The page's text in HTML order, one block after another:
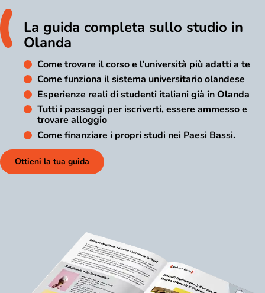
La guida completa sullo studio in
Olanda
Come trovare il corso e l’università più adatti a te
Come funziona il sistema universitario olandese
Esperienze reali di studenti italiani già in Olanda
Tutti i passaggi per iscriverti, essere ammesso e
trovare alloggio
Come finanziare i propri studi nei Paesi Bassi.
Ottieni la tua guida